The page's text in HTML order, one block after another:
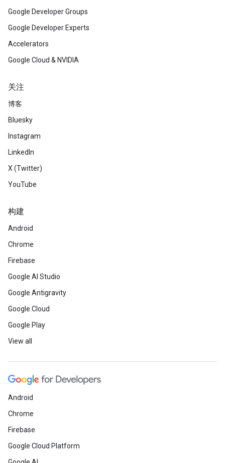
Google Developer Groups
Google Developer Experts
Accelerators
Google Cloud & NVIDIA
关注
博客
Bluesky
Instagram
LinkedIn
X (Twitter)
YouTube
构建
Android
Chrome
Firebase
Google AI Studio
Google Antigravity
Google Cloud
Google Play
View all
Android
Chrome
Firebase
Google Cloud Platform